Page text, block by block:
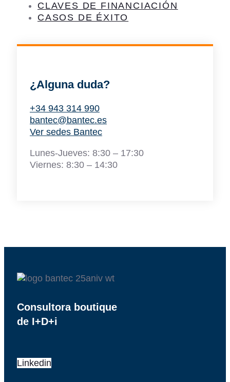
CLAVES DE FINANCIACIÓN
CASOS DE ÉXITO
¿Alguna duda?
+34 943 314 990
bantec@bantec.es
Ver sedes Bantec
Lunes-Jueves: 8:30 – 17:30
Viernes: 8:30 – 14:30
Consultora boutique
de I+D+i
Linkedin